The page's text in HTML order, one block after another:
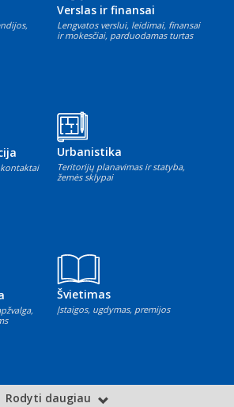
Verslas ir finansai
Lengvatos verslui, leidimai, finansai
ir mokesčiai, parduodamas turtas
Urbanistika
Teritorijų planavimas ir statyba,
žemės sklypai
Švietimas
Įstaigos, ugdymas, premijos
Rodyti daugiau